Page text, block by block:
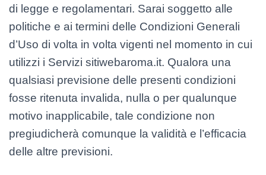
di legge e regolamentari. Sarai soggetto alle
politiche e ai termini delle Condizioni Generali
d’Uso di volta in volta vigenti nel momento in cui
utilizzi i Servizi sitiwebaroma.it. Qualora una
qualsiasi previsione delle presenti condizioni
fosse ritenuta invalida, nulla o per qualunque
motivo inapplicabile, tale condizione non
pregiudicherà comunque la validità e l’efficacia
delle altre previsioni.